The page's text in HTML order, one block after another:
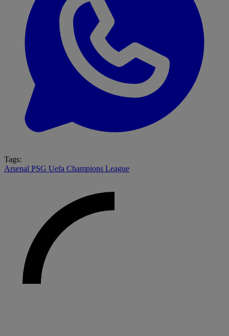
Tags:
Arsenal PSG Uefa Champions League